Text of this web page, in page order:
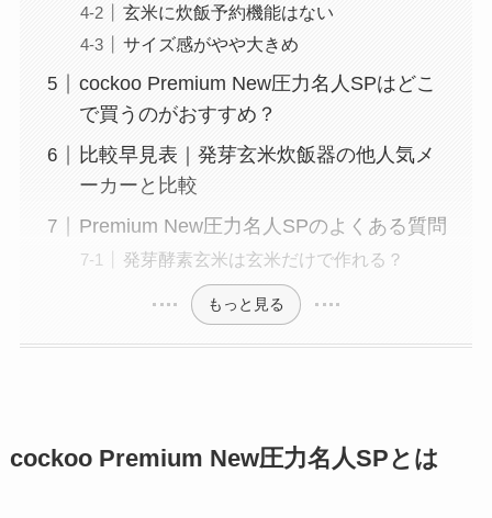
玄米に炊飯予約機能はない
サイズ感がやや大きめ
cockoo Premium New圧力名人SPはどこ
で買うのがおすすめ？
比較早見表｜発芽玄米炊飯器の他人気メ
ーカーと比較
Premium New圧力名人SPのよくある質問
発芽酵素玄米は玄米だけで作れる？
もっと見る
cockoo Premium New圧力名人SPとは